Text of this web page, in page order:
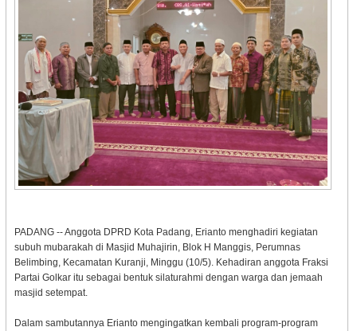
PADANG -- Anggota DPRD Kota Padang, Erianto menghadiri kegiatan
subuh mubarakah di Masjid Muhajirin, Blok H Manggis, Perumnas
Belimbing, Kecamatan Kuranji, Minggu (10/5). Kehadiran anggota Fraksi
Partai Golkar itu sebagai bentuk silaturahmi dengan warga dan jemaah
masjid setempat.
Dalam sambutannya Erianto mengingatkan kembali program-program